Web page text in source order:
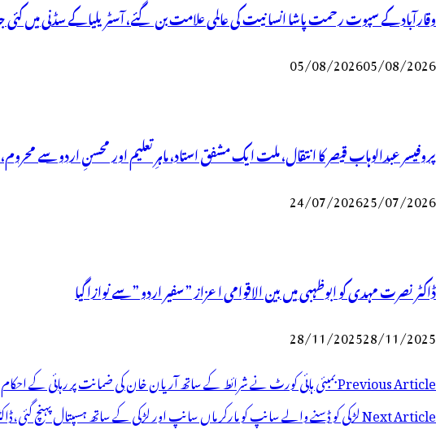
وقارآباد کے سپوت رحمت پاشا انسانیت کی عالمی علامت بن گئے، آسٹریلیا کے سڈنی میں
05/08/202605/08/2026
پروفیسر عبدالوہاب قیصر کا انتقال، ملت ایک مشفق استاد، ماہرِتعلیم اور محسنِ اردو سے
24/07/202625/07/2026
ڈاکٹر نصرت مہدی کو ابوظہبی میں بین الاقوامی اعزاز ” سفیر اردو ” سے نوازا گیا
28/11/202528/11/2025
پوسٹوں
کی
Previous Articleبمبئی ہائی کورٹ نے شرائط کے ساتھ آریان خان کی ضمانت پر رہائی کے
Next Articleلڑکی کو ڈسنے والے سانپ کو مارکر ماں سانپ اور لڑکی کے ساتھ ہسپتال پہنچ